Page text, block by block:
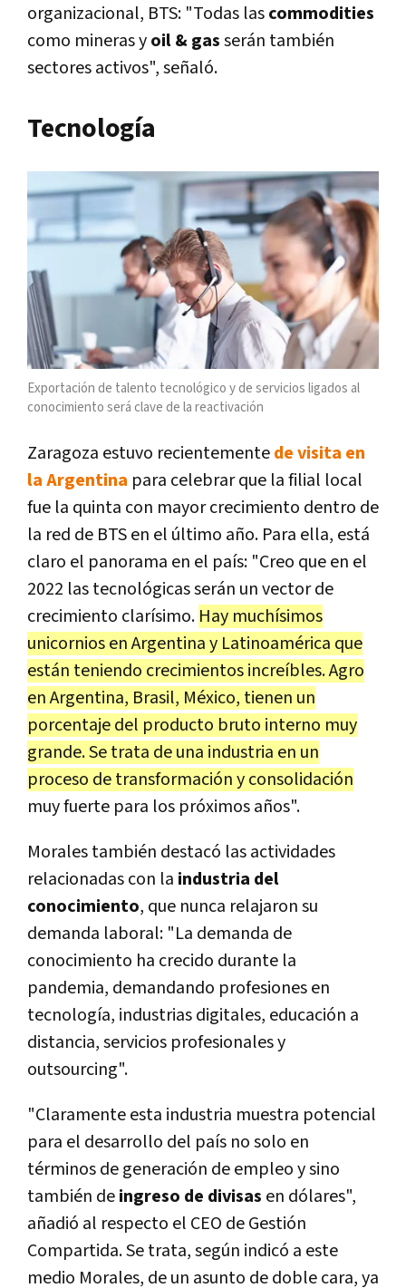
organizacional, BTS: "Todas lascommodities
como mineras yoil & gasserán también
sectores activos", señaló.
Tecnología
Exportación de talento tecnológico y de servicios ligados al
conocimiento será clave de la reactivación
Zaragoza estuvo recientementede visita en
la Argentina para celebrar que la filial local
fue la quinta con mayor crecimiento dentro de
la red de BTS en el último año. Para ella, está
claro el panorama en el país: "Creo que en el
2022 las tecnológicas serán un vector de
crecimiento clarísimo. Hay muchísimos
unicornios en Argentina y Latinoamérica que
están teniendo crecimientos increíbles. Agro
en Argentina, Brasil, México, tienen un
porcentaje del producto bruto interno muy
grande. Se trata de una industria en un
proceso de transformación y consolidación
muy fuerte para los próximos años".
Morales también destacó las actividades
relacionadas con la industria del
conocimiento, que nunca relajaron su
demanda laboral: "La demanda de
conocimiento ha crecido durante la
pandemia, demandando profesiones en
tecnología, industrias digitales, educación a
distancia, servicios profesionales y
outsourcing".
"Claramente esta industria muestra potencial
para el desarrollo del país no solo en
términos de generación de empleo y sino
también deingreso de divisas en dólares",
añadió al respecto el CEO de Gestión
Compartida. Se trata, según indicó a este
medio Morales, de un asunto de doble cara, ya